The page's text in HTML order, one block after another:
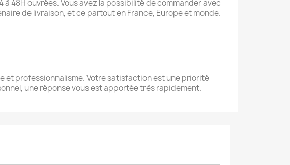
48H ouvrées. Vous avez la possibilité de commander avec
de livraison, et ce partout en France, Europe et monde.
et professionnalisme. Votre satisfaction est une priorité
une réponse vous est apportée très rapidement.